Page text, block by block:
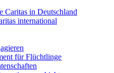
Caritas in Deutschland
international
für Flüchtlinge